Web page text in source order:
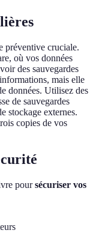
préventive cruciale.
où vos données
des sauvegardes
mais elle
données. Utilisez des
de sauvegardes
stockage externes.
copies de vos
poursécuriser vos